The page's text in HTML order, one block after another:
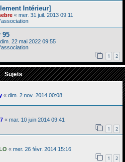
Intérieur]
« mer. 31 juil. 2013 09:11
95
dim. 22 mai 2022 09:55
1 2
Sujets
« dim. 2 nov. 2014 00:08
« mar. 10 juin 2014 09:41
1 2
« mer. 26 févr. 2014 15:16
1 2